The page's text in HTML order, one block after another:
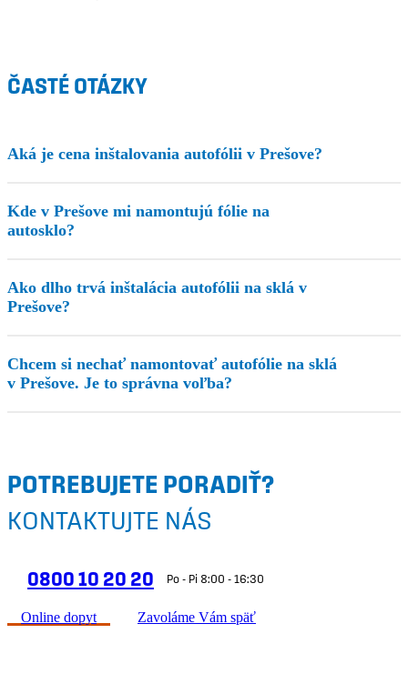
ČASTÉ OTÁZKY
Aká je cena inštalovania autofólii v Prešove?
Kde v Prešove mi namontujú fólie na
autosklo?
Ako dlho trvá inštalácia autofólii na sklá v
Prešove?
Chcem si nechať namontovať autofólie na sklá
v Prešove. Je to správna voľba?
POTREBUJETE PORADIŤ?
KONTAKTUJTE NÁS
0800 10 20 20 Po - Pi 8:00 - 16:30
Online dopyt Zavoláme Vám späť